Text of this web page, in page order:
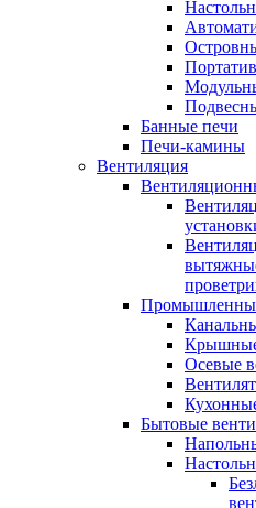
Банные печи
Печи-камины
Вентиляция
Осевые
Бытовые